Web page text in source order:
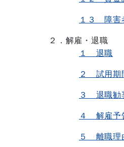
１３ 障害
２．解雇・退職
１ 退職
２ 試用期
３ 退職勧
４ 解雇予
５ 離職理